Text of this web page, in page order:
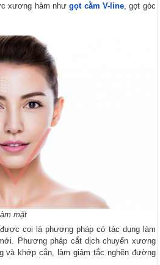
xương hàm nhưgọt cằm V-line , gọt góc
mặt
coi là phương pháp có tác dụng làm
Phương pháp cắt dịch chuyển xương
và khớp cắn, làm giảm tắc nghẽn đường